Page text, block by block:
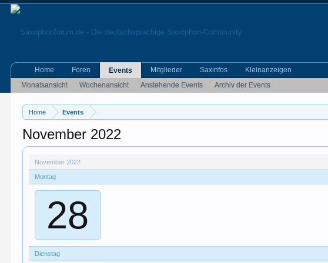
Home Events
November 2022
November 2022
Montag
28
Dienstag
Home Foren
Events
Monatsansicht
Wochenansicht Anstehende Events Archiv der Events
Mitglieder Saxinfos Kleinanzeigen